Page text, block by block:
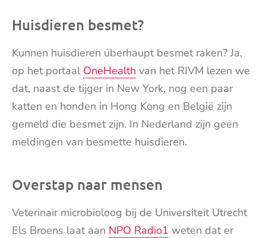
Huisdieren besmet?
Kunnen huisdieren überhaupt besmet raken? Ja,
op het portaal OneHealth van het RIVM lezen we
dat, naast de tijger in New York, nog een paar
katten en honden in Hong Kong en België zijn
gemeld die besmet zijn. In Nederland zijn geen
meldingen van besmette huisdieren.
Overstap naar mensen
Veterinair microbioloog bij de Universiteit Utrecht
Els Broens laat aan NPO Radio1 weten dat er